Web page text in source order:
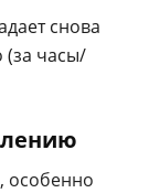
снова
(за часы/
особенно